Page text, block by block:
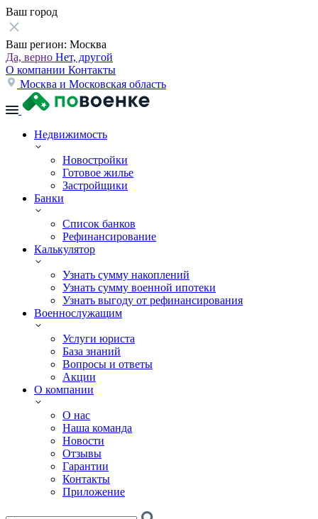
Ваш город
Ваш регион: Москва
Да, верно Нет, другой
О компании Контакты
Москва и Московская область
Недвижимость
Новостройки
Готовое жилье
Застройщики
Банки
Список банков
Рефинансирование
Калькулятор
Узнать сумму накоплений
Узнать сумму военной ипотеки
Узнать выгоду от рефинансирования
Военнослужащим
Услуги юриста
База знаний
Вопросы и ответы
Акции
О компании
О нас
Наша команда
Новости
Отзывы
Гарантии
Контакты
Приложение